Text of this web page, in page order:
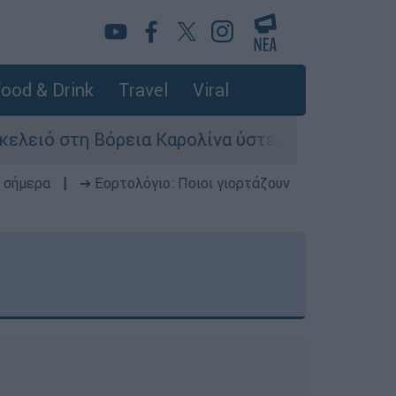
& Drink Travel Viral
στη Βόρεια Καρολίνα ύστερα από
➔ Εορτολόγιο: Ποιοι γιορτάζουν